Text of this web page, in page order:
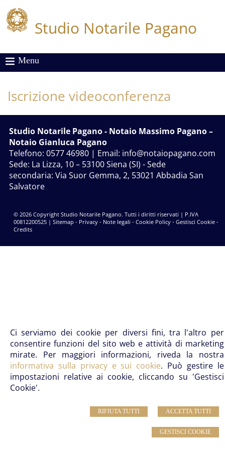
Ci serviamo dei cookie per diversi fini, tra l'altro per
consentire funzioni del sito web e attività di marketing
mirate. Per maggiori informazioni, riveda la nostra
informativa sulla privacy e sui cookie. Può gestire le
impostazioni relative ai cookie, cliccando su 'Gestisci
Cookie'.
ACCETTA TUTTI
RIFIUTA TUTTI
GESTISCI COOKIE
Studio Notarile Pagano
Menu
Iscrizione videoconferenza
Studio Notarile Pagano- Notaio Massimo Pagano –
Notaio Gianluca Pagano
Telefono: 0577 46980 | Email: info@notaiopagano.com
Sede: La Lizza, 10 – 53100 Siena (SI) - Sede
secondaria: Via Suor Gemma, 2, 53021 Abbadia San
Salvatore
© 2026 Copyright Studio Notarile Pagano. Tutti i diritti riservati | P.IVA
00812200525 | Sitemap - Privacy- Note legali - Cookie Policy- Gestisci Cookie-
Credits